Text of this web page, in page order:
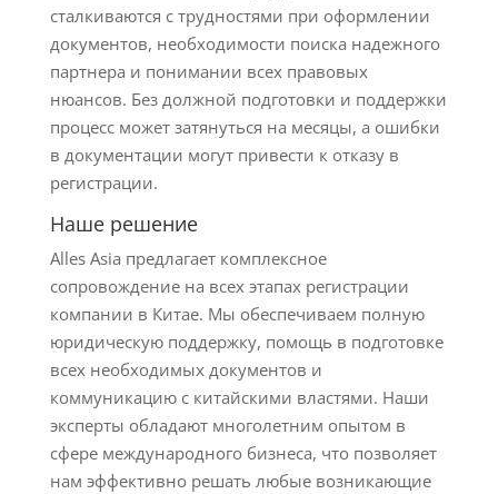
сталкиваются с трудностями при оформлении
документов, необходимости поиска надежного
партнера и понимании всех правовых
нюансов. Без должной подготовки и поддержки
процесс может затянуться на месяцы, а ошибки
в документации могут привести к отказу в
регистрации.
Наше решение
Alles Asia предлагает комплексное
сопровождение на всех этапах регистрации
компании в Китае. Мы обеспечиваем полную
юридическую поддержку, помощь в подготовке
всех необходимых документов и
коммуникацию с китайскими властями. Наши
эксперты обладают многолетним опытом в
сфере международного бизнеса, что позволяет
нам эффективно решать любые возникающие